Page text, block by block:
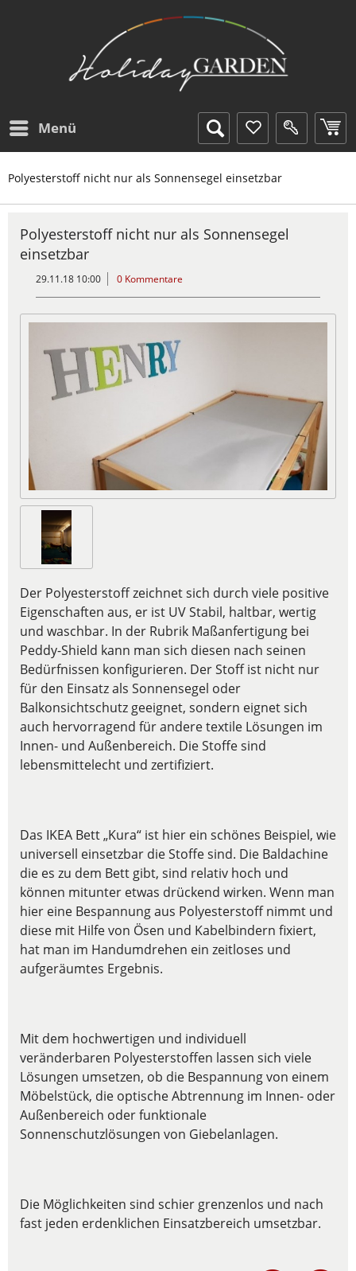
Menü
Polyesterstoff nicht nur als Sonnensegel einsetzbar
Polyesterstoff nicht nur als Sonnensegel
einsetzbar
29.11.18 10:00 0 Kommentare
Der Polyesterstoff zeichnet sich durch viele positive
Eigenschaften aus, er ist UV Stabil, haltbar, wertig
und waschbar. In der Rubrik Maßanfertigung bei
Peddy-Shield kann man sich diesen nach seinen
Bedürfnissen konfigurieren. Der Stoff ist nicht nur
für den Einsatz als Sonnensegel oder
Balkonsichtschutz geeignet, sondern eignet sich
auch hervorragend für andere textile Lösungen im
Innen- und Außenbereich. Die Stoffe sind
lebensmittelecht und zertifiziert.
Das IKEA Bett „Kura“ ist hier ein schönes Beispiel, wie
universell einsetzbar die Stoffe sind. Die Baldachine
die es zu dem Bett gibt, sind relativ hoch und
können mitunter etwas drückend wirken. Wenn man
hier eine Bespannung aus Polyesterstoff nimmt und
diese mit Hilfe von Ösen und Kabelbindern fixiert,
hat man im Handumdrehen ein zeitloses und
aufgeräumtes Ergebnis.
Mit dem hochwertigen und individuell
veränderbaren Polyesterstoffen lassen sich viele
Lösungen umsetzen, ob die Bespannung von einem
Möbelstück, die optische Abtrennung im Innen- oder
Außenbereich oder funktionale
Sonnenschutzlösungen von Giebelanlagen.
Die Möglichkeiten sind schier grenzenlos und nach
fast jeden erdenklichen Einsatzbereich umsetzbar.